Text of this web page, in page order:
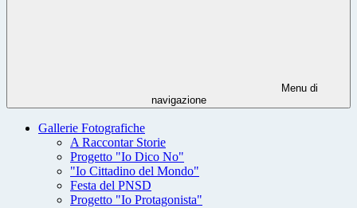
Menu di
navigazione
Gallerie Fotografiche
A Raccontar Storie
Progetto "Io Dico No"
"Io Cittadino del Mondo"
Festa del PNSD
Progetto "Io Protagonista"